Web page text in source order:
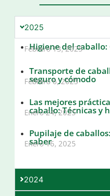
2025
Higiene del caballo:
Febrero 13, 2025
Transporte de
seguro y cómodo
Febrero 6, 2025
Las mejores
caballo: Técnicas y
Enero 24, 2025
Pupilaje de
saber
Enero 16, 2025
2024